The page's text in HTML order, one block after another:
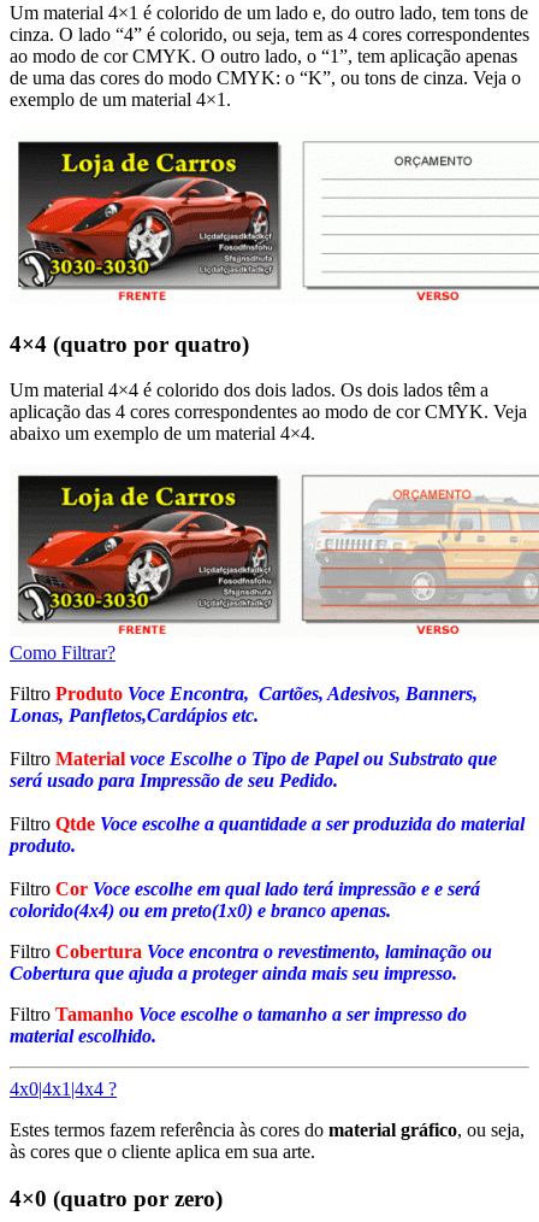
Um material 4×1 é colorido de um lado e, do outro lado, tem tons de
cinza. O lado “4” é colorido, ou seja, tem as 4 cores correspondentes
ao modo de cor CMYK. O outro lado, o “1”, tem aplicação apenas
de uma das cores do modo CMYK: o “K”, ou tons de cinza. Veja o
exemplo de um material 4×1.
4×4 (quatro por quatro)
Um material 4×4 é colorido dos dois lados. Os dois lados têm a
aplicação das 4 cores correspondentes ao modo de cor CMYK. Veja
abaixo um exemplo de um material 4×4.
Como Filtrar?
Filtro Produto Voce Encontra, Cartões, Adesivos, Banners,
Lonas, Panfletos,Cardápios etc.
Filtro Material voce Escolhe o Tipo de Papel ou Substrato que
será usado para Impressão de seu Pedido.
Filtro Qtde Voce escolhe a quantidade a ser produzida do material
produto.
Filtro Cor Voce escolhe em qual lado terá impressão e e será
colorido(4x4) ou em preto(1x0) e branco apenas.
Filtro Cobertura Voce encontra o revestimento, laminação ou
Cobertura que ajuda a proteger ainda mais seu impresso.
Filtro Tamanho Voce escolhe o tamanho a ser impresso do
material escolhido.
4x0|4x1|4x4 ?
Estes termos fazem referência às cores do material gráfico, ou seja,
às cores que o cliente aplica em sua arte.
4×0 (quatro por zero)